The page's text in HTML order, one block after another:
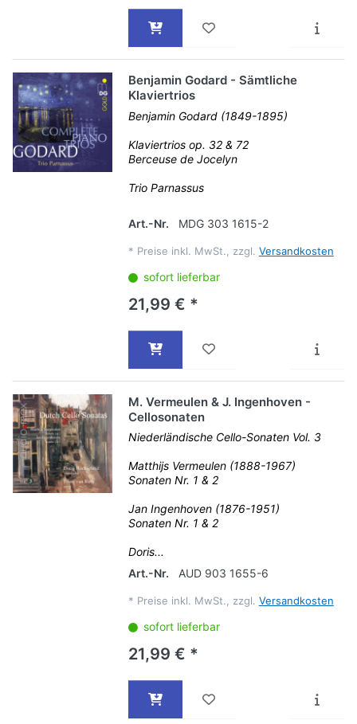
Benjamin Godard - Sämtliche
Klaviertrios
Benjamin Godard (1849-1895)
Klaviertrios op. 32 & 72
Berceuse de Jocelyn
Trio Parnassus
Art.-Nr. MDG 303 1615-2
* Preise inkl. MwSt., zzgl. Versandkosten
sofort lieferbar
21,99 € *
M. Vermeulen & J. Ingenhoven -
Cellosonaten
Niederländische Cello-Sonaten Vol. 3
Matthijs Vermeulen (1888-1967)
Sonaten Nr. 1 & 2
Jan Ingenhoven (1876-1951)
Sonaten Nr. 1 & 2
Doris...
Art.-Nr.
AUD 903 1655-6
* Preise inkl. MwSt., zzgl. Versandkosten
sofort lieferbar
21,99 € *